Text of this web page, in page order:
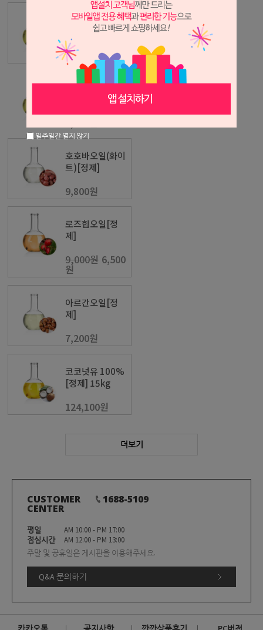
피마자오일[정
1,400원
대두오일(NON
GMO)[정제]
호호바오일(화이
트)[정제]
9,800원
로즈힙오일[정
제]
9,000원 6,500
원
아르간오일[정
제]
7,200원
코코넛유 100%
[정제] 15kg
124,100원
더보기
CUSTOMER
CENTER
1688-5109
평일
AM 10:00 - PM 17:00
점심시간
AM 12:00 - PM 13:00
주말 및 공휴일은 게시판을 이용해주세요.
Q&A 문의하기
일주일간 열지 않기